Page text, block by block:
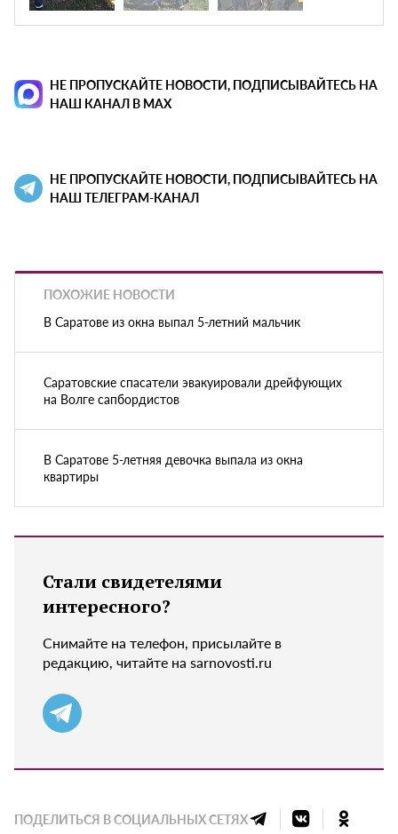
НЕ ПРОПУСКАЙТЕ НОВОСТИ, ПОДПИСЫВАЙТЕСЬ НА
НАШ КАНАЛ В MAX
НЕ ПРОПУСКАЙТЕ НОВОСТИ, ПОДПИСЫВАЙТЕСЬ НА
НАШ ТЕЛЕГРАМ-КАНАЛ
ПОХОЖИЕ НОВОСТИ
В Саратове из окна выпал 5-летний мальчик
Саратовские спасатели эвакуировали дрейфующих
на Волге сапбордистов
В Саратове 5-летняя девочка выпала из окна
квартиры
Стали свидетелями
интересного?
Снимайте на телефон, присылайте в
редакцию, читайте на sarnovosti.ru
ПОДЕЛИТЬСЯ В СОЦИАЛЬНЫХ СЕТЯХ